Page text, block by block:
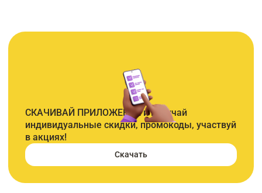
СКАЧИВАЙ ПРИЛОЖЕНИЕ и получай
индивидуальные скидки, промокоды, участвуй
в акциях!
Скачать